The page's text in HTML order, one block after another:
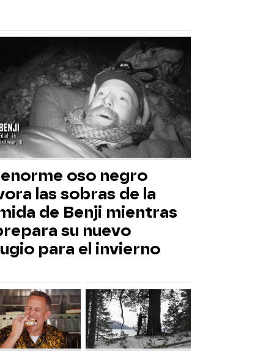
oso negro
las sobras de la
de Benji mientras
su nuevo
para el invierno